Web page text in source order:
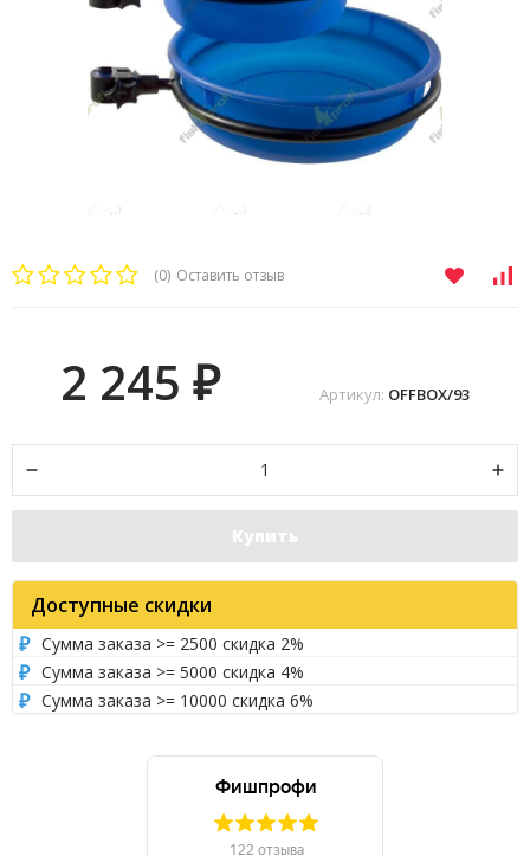
(0) Оставить отзыв
Артикул: OFFBOX/93
2 245₽
Купить
Доступные скидки
Сумма заказа >= 2500 скидка 2%
Сумма заказа >= 5000 скидка 4%
Сумма заказа >= 10000 скидка 6%